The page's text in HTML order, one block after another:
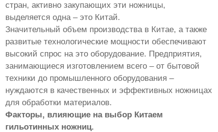
стран, активно закупающих эти ножницы,
выделяется одна – это Китай.
Значительный объем производства в Китае, а также
развитые технологические мощности обеспечивают
высокий спрос на это оборудование. Предприятия,
занимающиеся изготовлением всего – от бытовой
техники до промышленного оборудования –
нуждаются в качественных и эффективных ножницах
для обработки материалов.
Факторы, влияющие на выбор Китаем
гильотинных ножниц.